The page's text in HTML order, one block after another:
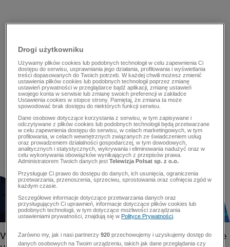
Drogi użytkowniku
Używamy plików cookies lub podobnych technologii w celu zapewnienia Ci
dostępu do serwisu, usprawniania jego działania, profilowania i wyświetlania
treści dopasowanych do Twoich potrzeb. W każdej chwili możesz zmienić
ustawienia plików cookies lub podobnych technologii poprzez zmianę
ustawień prywatności w przeglądarce bądź aplikacji, zmianę ustawień
swojego konta w serwisie lub zmianę swoich preferencji w zakładce
Ustawienia cookies w stopce strony. Pamiętaj, że zmiana ta może
spowodować brak dostępu do niektórych funkcji serwisu.
Dane osobowe dotyczące korzystania z serwisu, w tym zapisywane i
odczytywane z plików cookies lub podobnych technologii będą przetwarzane
w celu zapewnienia dostępu do serwisu, w celach marketingowych, w tym
profilowania, w celach wewnętrznych związanych ze świadczeniem usług
oraz prowadzeniem działalności gospodarczej, w tym dowodowych,
analitycznych i statystycznych, wykrywania i eliminowania nadużyć oraz w
celu wykonywania obowiązków wynikających z przepisów prawa.
Administratorem Twoich danych jestTelewizja Polsat sp. z o.o.
Przysługuje Ci prawo do dostępu do danych, ich usunięcia, ograniczenia
przetwarzania, przenoszenia, sprzeciwu, sprostowania oraz cofnięcia zgód w
każdym czasie.
Szczegółowe informacje dotyczące przetwarzania danych oraz
przysługujących Ci uprawnień, informacje dotyczące plików cookies lub
podobnych technologii, w tym dotyczące możliwości zarządzania
ustawieniami prywatności, znajdują się wPolityce Prywatności
Zarówno my, jak i nasi partnerzy920 przechowujemy i uzyskujemy dostęp do
danych osobowych na Twoim urządzeniu, takich jak dane przeglądania czy